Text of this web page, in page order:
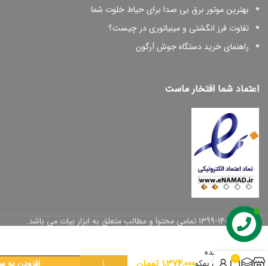
بهترین موتور برق بی صدا برای حیاط خلوت شما
تفاوت فرز انگشتی و مینیاتوری در چیست؟
راهنمای خرید دستگاه جوش آرگون
اعتماد شما افتخار ماست
© 1399-1402 تمامی محتوا و مطالب متعلق به ابزار بیات می باشد.
قیچی
دنده
ای بهکو
0